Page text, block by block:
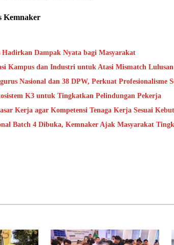
Kemnaker
Dampak Nyata bagi Masyarakat
Kampus dan Industri untuk Atasi Mismatch Lulusan
Nasional dan 38 DPW, Perkuat Profesionalisme
K3 untuk Tingkatkan Pelindungan Pekerja
Kerja agar Kompetensi Tenaga Kerja Sesuai
Batch 4 Dibuka, Kemnaker Ajak Masyarakat